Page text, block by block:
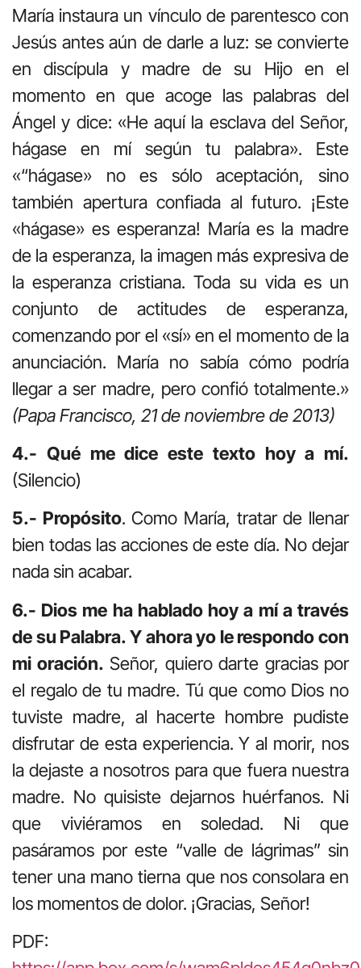
María instaura un vínculo de parentesco con
Jesús antes aún de darle a luz: se convierte
en discípula y madre de su Hijo en el
momento en que acoge las palabras del
Ángel y dice: «He aquí la esclava del Señor,
hágase en mí según tu palabra». Este
«“hágase» no es sólo aceptación, sino
también apertura confiada al futuro. ¡Este
«hágase» es esperanza! María es la madre
de la esperanza, la imagen más expresiva de
la esperanza cristiana. Toda su vida es un
conjunto de actitudes de esperanza,
comenzando por el «sí» en el momento de la
anunciación. María no sabía cómo podría
llegar a ser madre, pero confió totalmente.»
(Papa Francisco, 21 de noviembre de 2013)
4.- Qué me dice este texto hoy a mí.
(Silencio)
5.- Propósito. Como María, tratar de llenar
bien todas las acciones de este día. No dejar
nada sin acabar.
6.- Dios me ha hablado hoy a mí a través
de su Palabra. Y ahora yo le respondo con
mi oración. Señor, quiero darte gracias por
el regalo de tu madre. Tú que como Dios no
tuviste madre, al hacerte hombre pudiste
disfrutar de esta experiencia. Y al morir, nos
la dejaste a nosotros para que fuera nuestra
madre. No quisiste dejarnos huérfanos. Ni
que viviéramos en soledad. Ni que
pasáramos por este “valle de lágrimas” sin
tener una mano tierna que nos consolara en
los momentos de dolor. ¡Gracias, Señor!
PDF: